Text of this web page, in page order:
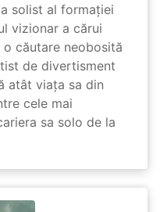
solist al formației
vizionar a cărui
căutare neobosită
de divertisment
atât viața sa din
cele mai
sa solo de la